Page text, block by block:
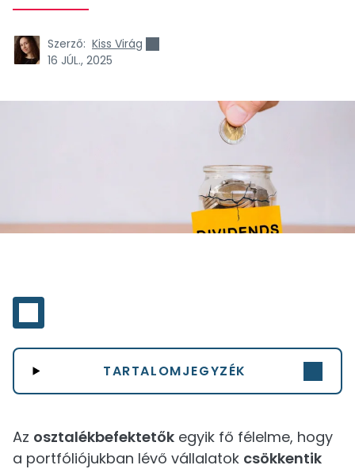
Szerző: Kiss Virág
16 JÚL., 2025
TARTALOMJEGYZÉK
Az osztalékbefektetők egyik fő félelme, hogy
a portfóliójukban lévő vállalatok csökkentik